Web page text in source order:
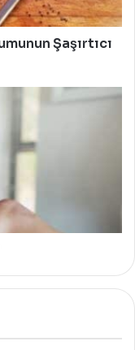
Şaşırtıcı